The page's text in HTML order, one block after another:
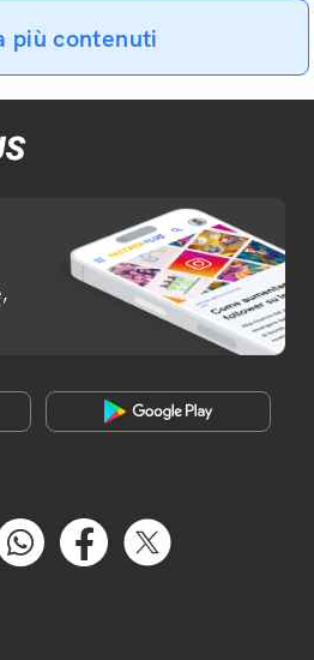
più contenuti